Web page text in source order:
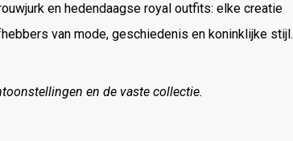
en hedendaagse royal outfits: elke creatie
van mode, geschiedenis en koninklijke stijl.
en de vaste collectie.